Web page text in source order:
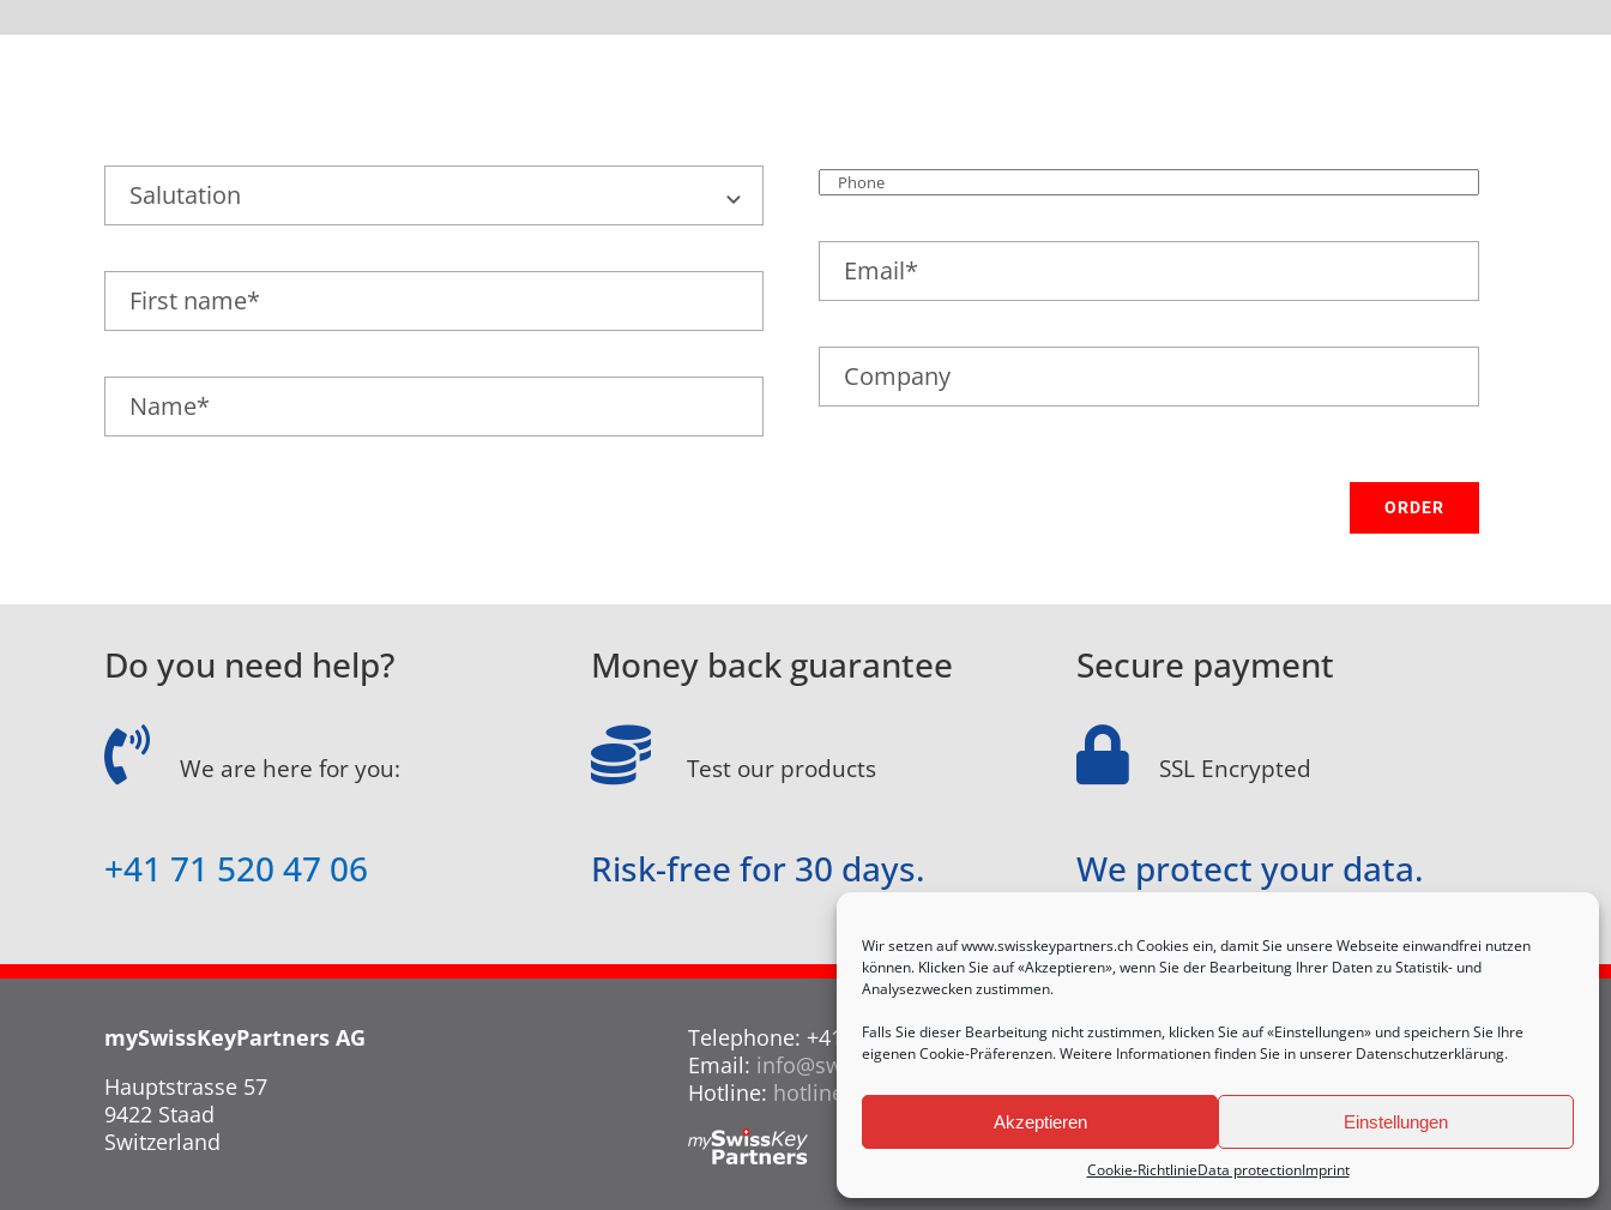
Wir setzen auf www.swisskeypartners.ch Cookies ein, damit Sie unsere Webseite einwandfrei nutzen
können. Klicken Sie auf «Akzeptieren», wenn Sie der Bearbeitung Ihrer Daten zu Statistik- und
Analysezwecken zustimmen.
Falls Sie dieser Bearbeitung nicht zustimmen, klicken Sie auf «Einstellungen» und speichern Sie Ihre
eigenen Cookie-Präferenzen. Weitere Informationen finden Sie in unserer Datenschutzerklärung.
Akzeptieren Einstellungen
Cookie-RichtlinieData protectionImprint
ORDER
Do you need help?
We are here for you:
+41 71 520 47 06
Money back guarantee
Test our products
Risk-free for 30 days.
Secure payment
SSL Encrypted
We protect your data.
mySwissKeyPartners AG
Hauptstrasse 57
9422 Staad
Switzerland
Telephone: +41 71 520 47 06
Email: info@swisskeypartners.ch
Hotline: hotline@swisskeypartners.ch
Data protection
Sitemap
Imprint